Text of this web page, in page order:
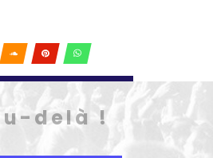
delà !